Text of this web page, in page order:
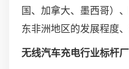
国、加拿大、墨西哥）
东非洲地区的发展程度
无线汽车充电行业标杆厂